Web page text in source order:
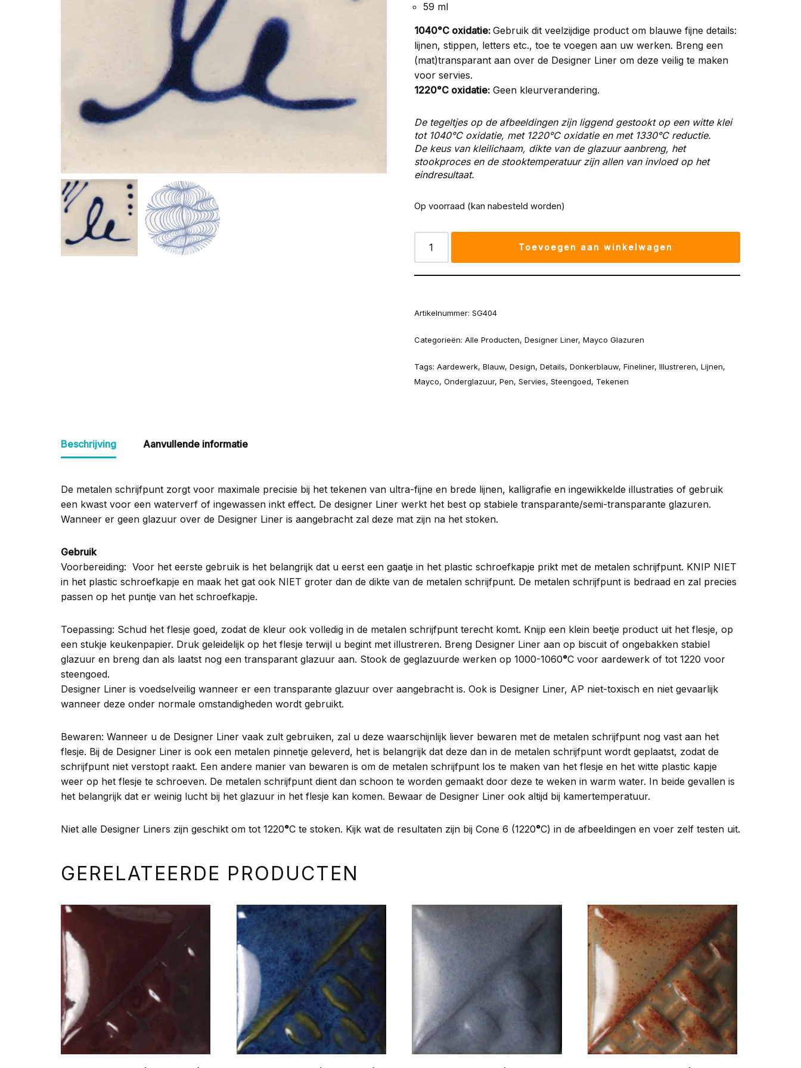
59 ml
1040°C oxidatie: Gebruik dit veelzijdige product om blauwe fijne details:
lijnen, stippen, letters etc., toe te voegen aan uw werken. Breng een
(mat)transparant aan over de Designer Liner om deze veilig te maken
voor servies.
1220°C oxidatie:Geen kleurverandering.
De tegeltjes op de afbeeldingen zijn liggend gestookt op een witte klei
tot 1040°C oxidatie, met 1220°C oxidatie en met 1330°C reductie.
De keus van kleilichaam, dikte van de glazuur aanbreng, het
stookproces en de stooktemperatuur zijn allen van invloed op het
eindresultaat.
Op voorraad (kan nabesteld worden)
Toevoegen aan winkelwagen
Artikelnummer: SG404
Categorieën: Alle Producten, Designer Liner, Mayco Glazuren
Tags: Aardewerk, Blauw, Design, Details, Donkerblauw, Fineliner, Illustreren, Lijnen,
Mayco, Onderglazuur, Pen, Servies, Steengoed, Tekenen
Beschrijving Aanvullende informatie
De metalen schrijfpunt zorgt voor maximale precisie bij het tekenen van ultra-fijne en brede lijnen, kalligrafie en ingewikkelde illustraties of gebruik
een kwast voor een waterverf of ingewassen inkt effect. De designer Liner werkt het best op stabiele transparante/semi-transparante glazuren.
Wanneer er geen glazuur over de Designer Liner is aangebracht zal deze mat zijn na het stoken.
Gebruik
Voorbereiding: Voor het eerste gebruik is het belangrijk dat u eerst een gaatje in het plastic schroefkapje prikt met de metalen schrijfpunt. KNIP NIET
in het plastic schroefkapje en maak het gat ook NIET groter dan de dikte van de metalen schrijfpunt. De metalen schrijfpunt is bedraad en zal precies
passen op het puntje van het schroefkapje.
Toepassing: Schud het flesje goed, zodat de kleur ook volledig in de metalen schrijfpunt terecht komt. Knijp een klein beetje product uit het flesje, op
een stukje keukenpapier. Druk geleidelijk op het flesje terwijl u begint met illustreren. Breng Designer Liner aan op biscuit of ongebakken stabiel
glazuur en breng dan als laatst nog een transparant glazuur aan. Stook de geglazuurde werken op 1000-1060°C voor aardewerk of tot 1220 voor
steengoed.
Designer Liner is voedselveilig wanneer er een transparante glazuur over aangebracht is. Ook is Designer Liner, AP niet-toxisch en niet gevaarlijk
wanneer deze onder normale omstandigheden wordt gebruikt.
Bewaren: Wanneer u de Designer Liner vaak zult gebruiken, zal u deze waarschijnlijk liever bewaren met de metalen schrijfpunt nog vast aan het
flesje. Bij de Designer Liner is ook een metalen pinnetje geleverd, het is belangrijk dat deze dan in de metalen schrijfpunt wordt geplaatst, zodat de
schrijfpunt niet verstopt raakt. Een andere manier van bewaren is om de metalen schrijfpunt los te maken van het flesje en het witte plastic kapje
weer op het flesje te schroeven. De metalen schrijfpunt dient dan schoon te worden gemaakt door deze te weken in warm water. In beide gevallen is
het belangrijk dat er weinig lucht bij het glazuur in het flesje kan komen. Bewaar de Designer Liner ook altijd bij kamertemperatuur.
Niet alle Designer Liners zijn geschikt om tot 1220°C te stoken. Kijk wat de resultaten zijn bij Cone 6 (1220°C) in de afbeeldingen en voer zelf testen uit.
GERELATEERDE PRODUCTEN